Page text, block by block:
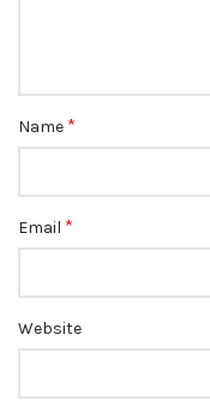
Name *
Email *
Website